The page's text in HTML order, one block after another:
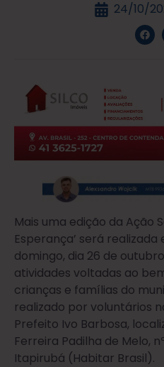
24/10/
Mais uma edição da Ação
Esperança’ será
domingo, dia 26 de
atividades voltadas ao
crianças e famílias do
realizado por voluntários
Prefeito Ivo Barbosa,
Ferreira Padilha de Melo,
Itapirubá (Habitar Brasil).